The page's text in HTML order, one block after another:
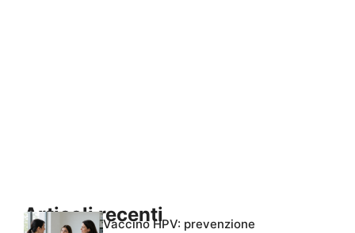
Articoli recentiVaccino HPV: prevenzione